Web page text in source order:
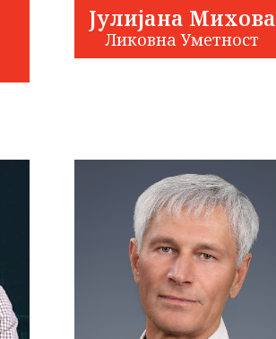
Јулијана Михова
Ликовна Уметност